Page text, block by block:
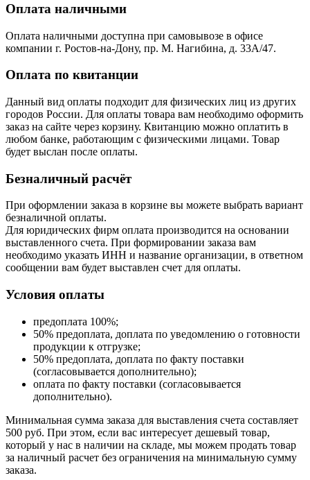
Оплата наличными
Оплата наличными доступна при самовывозе в офисе
компании г. Ростов-на-Дону, пр. М. Нагибина, д. 33А/47.
Оплата по квитанции
Данный вид оплаты подходит для физических лиц из других
городов России. Для оплаты товара вам необходимо оформить
заказ на сайте через корзину. Квитанцию можно оплатить в
любом банке, работающим с физическими лицами. Товар
будет выслан после оплаты.
Безналичный расчёт
При оформлении заказа в корзине вы можете выбрать вариант
безналичной оплаты.
Для юридических фирм оплата производится на основании
выставленного счета. При формировании заказа вам
необходимо указать ИНН и название организации, в ответном
сообщении вам будет выставлен счет для оплаты.
Условия оплаты
предоплата 100%;
50% предоплата, доплата по уведомлению о готовности
продукции к отгрузке;
50% предоплата, доплата по факту поставки
(согласовывается дополнительно);
оплата по факту поставки (согласовывается
дополнительно).
Минимальная сумма заказа для выставления счета составляет
500 руб. При этом, если вас интересует дешевый товар,
который у нас в наличии на складе, мы можем продать товар
за наличный расчет без ограничения на минимальную сумму
заказа.